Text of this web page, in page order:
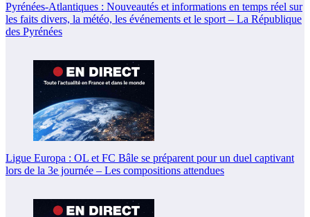
Pyrénées-Atlantiques : Nouveautés et informations en temps réel sur
les faits divers, la météo, les événements et le sport – La République
des Pyrénées
Ligue Europa : OL et FC Bâle se préparent pour un duel captivant
lors de la 3e journée – Les compositions attendues